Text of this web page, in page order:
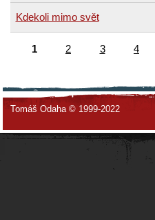
Kdekoli mimo svět
1 2 3 4
Tomáš Odaha © 1999-2022